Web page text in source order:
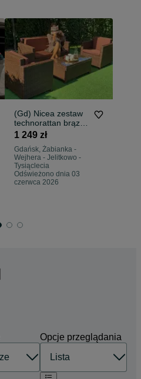
(Gd) Nicea zestaw
technorattan brąz
szary sofa 2xfotel
1 249 zł
Gdańsk, Żabianka -
Wejhera - Jelitkowo -
Tysiąclecia
Odświeżono dnia 03
czerwca 2026
Opcje przeglądania